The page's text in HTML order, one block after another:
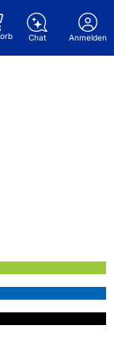
Chat Anmelden